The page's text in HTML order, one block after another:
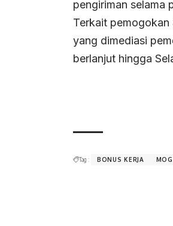
pengiriman selama
Terkait pemogokan
yang dimediasi
berlanjut hingga
Tag : BONUS KERJA